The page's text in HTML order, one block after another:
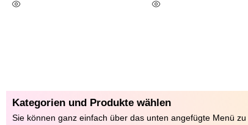
Kategorien und Produkte wählen
Sie können ganz einfach über das unten angefügte Menü